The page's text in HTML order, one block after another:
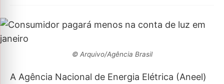
© Arquivo/Agência Brasil
A Agência Nacional de Energia Elétrica (Aneel)